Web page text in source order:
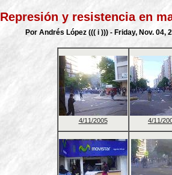
Represión y resistencia en
Por Andrés López ((( i ))) - Friday, Nov. 04,
4/11/2005 4/11/